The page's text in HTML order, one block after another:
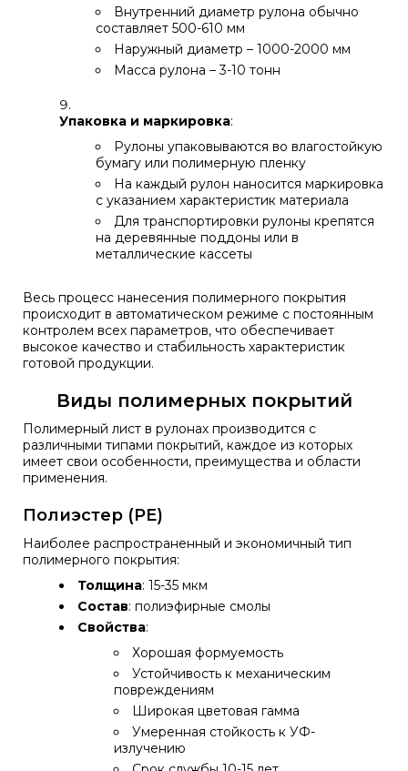
Внутренний диаметр рулона обычно
составляет 500-610 мм
Наружный диаметр – 1000-2000 мм
Масса рулона – 3-10 тонн
Упаковка и маркировка:
Рулоны упаковываются во влагостойкую
бумагу или полимерную пленку
На каждый рулон наносится маркировка
с указанием характеристик материала
Для транспортировки рулоны крепятся
на деревянные поддоны или в
металлические кассеты
Весь процесс нанесения полимерного покрытия
происходит в автоматическом режиме с постоянным
контролем всех параметров, что обеспечивает
высокое качество и стабильность характеристик
готовой продукции.
Виды полимерных покрытий
Полимерный лист в рулонах производится с
различными типами покрытий, каждое из которых
имеет свои особенности, преимущества и области
применения.
Полиэстер (PE)
Наиболее распространенный и экономичный тип
полимерного покрытия:
Толщина: 15-35 мкм
Состав: полиэфирные смолы
Свойства:
Хорошая формуемость
Устойчивость к механическим
повреждениям
Широкая цветовая гамма
Умеренная стойкость к УФ-
излучению